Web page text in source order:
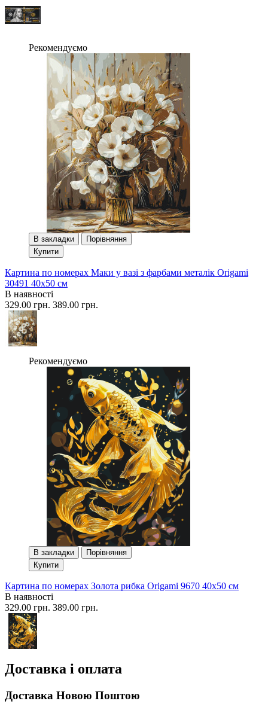
Рекомендуємо
В закладки
Порівняння
Купити
Картина по номерах Маки у вазі з фарбами металік Origami
30491 40x50 см
В наявності
329.00 грн. 389.00 грн.
Рекомендуємо
В закладки
Порівняння
Купити
Картина по номерах Золота рибка Origami 9670 40x50 см
В наявності
329.00 грн. 389.00 грн.
Доставка і оплата
Доставка Новою Поштою